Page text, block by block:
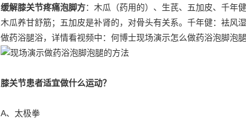
缓解膝关节疼痛泡脚方：木瓜（药用的）、生芪、五加皮、千年
木瓜养甘舒筋；五加皮是补肾的，对骨头有关系。千年健：袪风
做药浴腿浴，详情看视频中：何博士现场演示怎么做药浴泡脚泡腿
膝关节患者适宜做什么运动？
A、太极拳